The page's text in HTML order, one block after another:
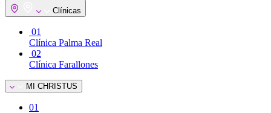
Clínicas
01
Clínica Palma Real
02
Clínica Farallones
MI CHRISTUS
01